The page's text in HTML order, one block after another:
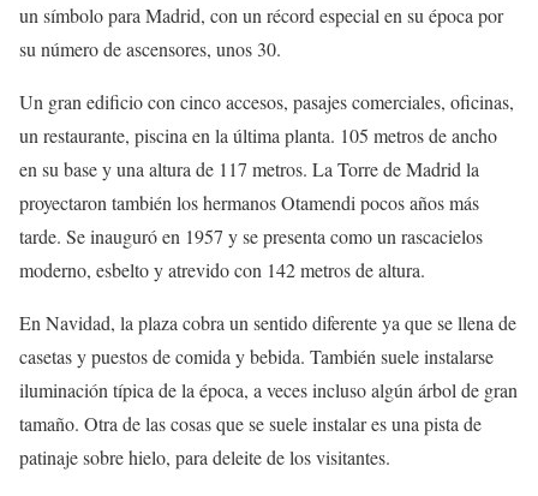
un símbolo para Madrid, con un récord especial en su época por
su número de ascensores, unos 30.
Un gran edificio con cinco accesos, pasajes comerciales, oficinas,
un restaurante, piscina en la última planta. 105 metros de ancho
en su base y una altura de 117 metros. La Torre de Madrid la
proyectaron también los hermanos Otamendi pocos años más
tarde. Se inauguró en 1957 y se presenta como un rascacielos
moderno, esbelto y atrevido con 142 metros de altura.
En Navidad, la plaza cobra un sentido diferente ya que se llena de
casetas y puestos de comida y bebida. También suele instalarse
iluminación típica de la época, a veces incluso algún árbol de gran
tamaño. Otra de las cosas que se suele instalar es una pista de
patinaje sobre hielo, para deleite de los visitantes.